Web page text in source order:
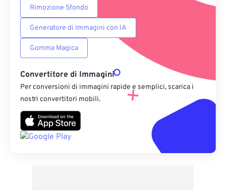
Dall'URL
Rimozione Sfondo
Generatore di Immagini con IA
Gomma Magica
Convertitore di Immagini
Per conversioni di immagini rapide e semplici, scarica i
nostri convertitori mobili.